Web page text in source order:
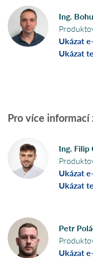
Ing.
Ukázat
Ukázat
Pro více informací
Ing. Filip
Ukázat
Ukázat
Petr
Ukázat